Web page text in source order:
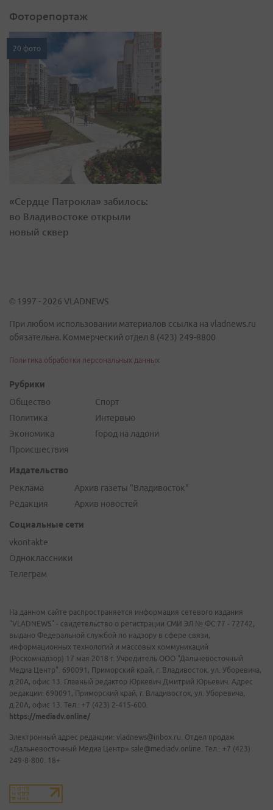
Фоторепортаж
20 фото
«Сердце Патрокла» забилось:
во Владивостоке открыли
новый сквер
© 1997 - 2026 VLADNEWS
При любом использовании материалов ссылка на vladnews.ru
обязательна. Коммерческий отдел 8 (423) 249-8800
Политика обработки персональных данных
Рубрики
Общество
Политика
Экономика
Происшествия
Спорт
Интервью
Город на ладони
Издательство
Реклама
Редакция
Архив газеты "Владивосток"
Архив новостей
Социальные сети
vkontakte
Одноклассники
Телеграм
На данном сайте распространяется информация сетевого издания
"VLADNEWS" - свидетельство о регистрации СМИ ЭЛ № ФС 77 - 72742,
выдано Федеральной службой по надзору в сфере связи,
информационных технологий и массовых коммуникаций
(Роскомнадзор) 17 мая 2018 г. Учредитель ООО "Дальневосточный
Медиа Центр". 690091, Приморский край, г. Владивосток, ул. Уборевича,
д.20А, офис 13. Главный редактор Юркевич Дмитрий Юрьевич. Адрес
редакции: 690091, Приморский край, г. Владивосток, ул. Уборевича,
д.20А, офис 13. Тел.: +7 (423) 2-415-600.
https://mediadv.online/
Электронный адрес редакции: vladnews@inbox.ru. Отдел продаж
«Дальневосточный Медиа Центр» sale@mediadv.online. Тел.: +7 (423)
249-8-800. 18+